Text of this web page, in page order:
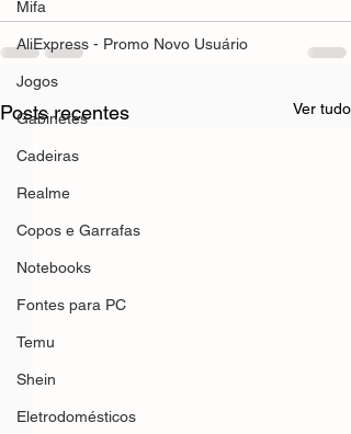
Mifa
AliExpress - Promo Novo Usuário
Jogos
Gabinetes
Cadeiras
Realme
Copos e Garrafas
Notebooks
Fontes para PC
Temu
Shein
Eletrodomésticos
Posts recentes Ver tudo